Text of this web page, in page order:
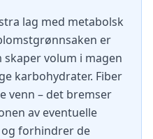
lag med metabolsk
er
volum i magen
karbohydrater. Fiber
venn – det bremser
av eventuelle
forhindrer de